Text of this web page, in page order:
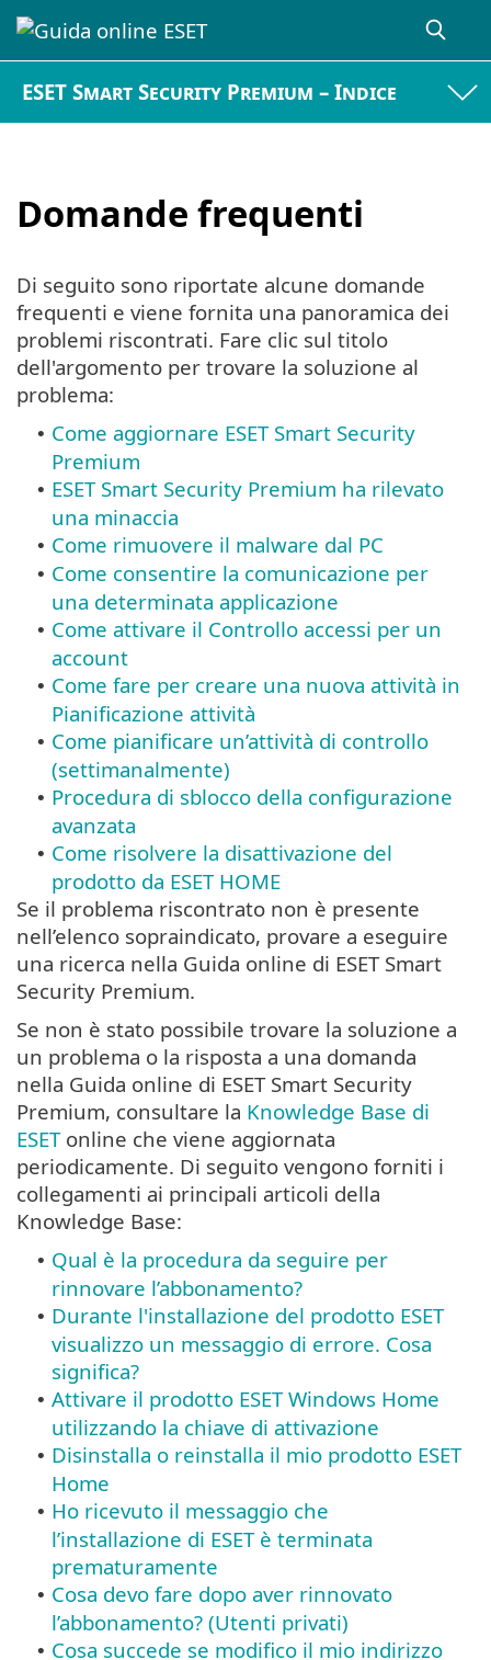
ESET Smart Security Premium – Indice
Domande frequenti
Di seguito sono riportate alcune domande
frequenti e viene fornita una panoramica dei
problemi riscontrati. Fare clic sul titolo
dell'argomento per trovare la soluzione al
problema:
• Come aggiornare ESET Smart Security
Premium
• ESET Smart Security Premium ha rilevato
una minaccia
• Come rimuovere il malware dal PC
• Come consentire la comunicazione per
una determinata applicazione
• Come attivare il Controllo accessi per un
account
• Come fare per creare una nuova attività in
Pianificazione attività
• Come pianificare un’attività di controllo
(settimanalmente)
• Procedura di sblocco della configurazione
avanzata
• Come risolvere la disattivazione del
prodotto da ESET HOME
Se il problema riscontrato non è presente
nell’elenco sopraindicato, provare a eseguire
una ricerca nella Guida online di ESET Smart
Security Premium.
Se non è stato possibile trovare la soluzione a
un problema o la risposta a una domanda
nella Guida online di ESET Smart Security
Premium, consultare la Knowledge Base di
ESETonline che viene aggiornata
periodicamente. Di seguito vengono forniti i
collegamenti ai principali articoli della
Knowledge Base:
• Qual è la procedura da seguire per
rinnovare l’abbonamento?
• Durante l'installazione del prodotto ESET
visualizzo un messaggio di errore. Cosa
significa?
• Attivare il prodotto ESET Windows Home
utilizzando la chiave di attivazione
• Disinstalla o reinstalla il mio prodotto ESET
Home
• Ho ricevuto il messaggio che
l’installazione di ESET è terminata
prematuramente
• Cosa devo fare dopo aver rinnovato
l’abbonamento? (Utenti privati)
• Cosa succede se modifico il mio indirizzo